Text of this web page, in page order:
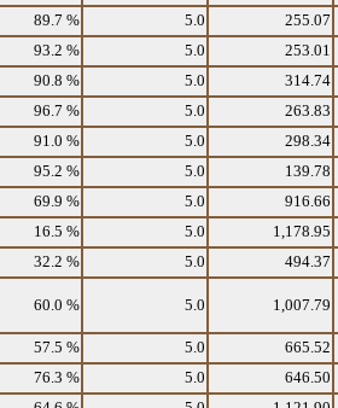
89.7 % 5.0 255.07
93.2 % 5.0 253.01
90.8 % 5.0 314.74
96.7 % 5.0 263.83
91.0 % 5.0 298.34
95.2 % 5.0 139.78
69.9 % 5.0 916.66
16.5 % 5.0 1,178.95
32.2 % 5.0 494.37
60.0 % 5.0 1,007.79
57.5 % 5.0 665.52
76.3 % 5.0 646.50